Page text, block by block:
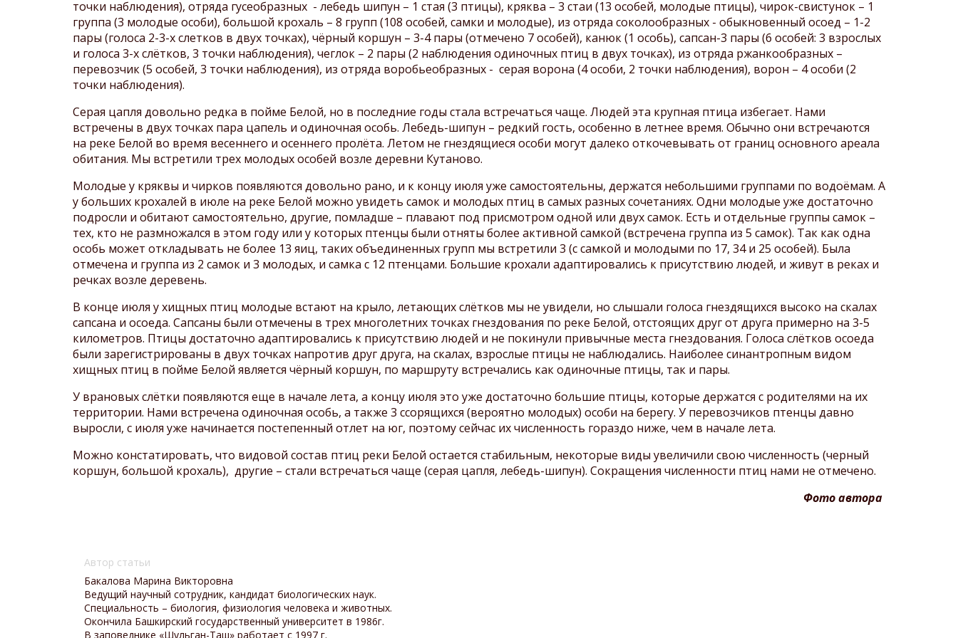
Охрана заповедника
Сохранение бурзянской
бортевой пчелы
Экологическое
просвещение и туризм
коррупции
Шульган-Таш
Паспорта маршрутов
точки наблюдения), отряда гусеобразных - лебедь шипун – 1 стая (3 птицы), кряква – 3 стаи (13 особей, молодые птицы), чирок-свистунок – 1
группа (3 молодые особи), большой крохаль – 8 групп (108 особей, самки и молодые), из отряда соколообразных - обыкновенный осоед – 1-2
пары (голоса 2-3-х слетков в двух точках), чёрный коршун – 3-4 пары (отмечено 7 особей), канюк (1 особь), сапсан-3 пары (6 особей: 3 взрослых
и голоса 3-х слётков, 3 точки наблюдения), чеглок – 2 пары (2 наблюдения одиночных птиц в двух точках), из отряда ржанкообразных –
перевозчик (5 особей, 3 точки наблюдения), из отряда воробьеобразных - серая ворона (4 особи, 2 точки наблюдения), ворон – 4 особи (2
точки наблюдения).
Серая цапля довольно редка в пойме Белой, но в последние годы стала встречаться чаще. Людей эта крупная птица избегает. Нами
встречены в двух точках пара цапель и одиночная особь. Лебедь-шипун – редкий гость, особенно в летнее время. Обычно они встречаются
на реке Белой во время весеннего и осеннего пролёта. Летом не гнездящиеся особи могут далеко откочевывать от границ основного ареала
обитания. Мы встретили трех молодых особей возле деревни Кутаново.
Молодые у кряквы и чирков появляются довольно рано, и к концу июля уже самостоятельны, держатся небольшими группами по водоёмам. А
у больших крохалей в июле на реке Белой можно увидеть самок и молодых птиц в самых разных сочетаниях. Одни молодые уже достаточно
подросли и обитают самостоятельно, другие, помладше – плавают под присмотром одной или двух самок. Есть и отдельные группы самок –
тех, кто не размножался в этом году или у которых птенцы были отняты более активной самкой (встречена группа из 5 самок). Так как одна
особь может откладывать не более 13 яиц, таких объединенных групп мы встретили 3 (с самкой и молодыми по 17, 34 и 25 особей). Была
отмечена и группа из 2 самок и 3 молодых, и самка с 12 птенцами. Большие крохали адаптировались к присутствию людей, и живут в реках и
речках возле деревень.
В конце июля у хищных птиц молодые встают на крыло, летающих слётков мы не увидели, но слышали голоса гнездящихся высоко на скалах
сапсана и осоеда. Сапсаны были отмечены в трех многолетних точках гнездования по реке Белой, отстоящих друг от друга примерно на 3-5
километров. Птицы достаточно адаптировались к присутствию людей и не покинули привычные места гнездования. Голоса слётков осоеда
были зарегистрированы в двух точках напротив друг друга, на скалах, взрослые птицы не наблюдались. Наиболее синантропным видом
хищных птиц в пойме Белой является чёрный коршун, по маршруту встречались как одиночные птицы, так и пары.
У врановых слётки появляются еще в начале лета, а концу июля это уже достаточно большие птицы, которые держатся с родителями на их
территории. Нами встречена одиночная особь, а также 3 ссорящихся (вероятно молодых) особи на берегу. У перевозчиков птенцы давно
выросли, с июля уже начинается постепенный отлет на юг, поэтому сейчас их численность гораздо ниже, чем в начале лета.
Можно констатировать, что видовой состав птиц реки Белой остается стабильным, некоторые виды увеличили свою численность (черный
коршун, большой крохаль), другие – стали встречаться чаще (серая цапля, лебедь-шипун). Сокращения численности птиц нами не отмечено.
Фото автора
Автор статьи
Бакалова Марина Викторовна
Ведущий научный сотрудник, кандидат биологических наук.
Специальность – биология, физиология человека и животных.
Окончила Башкирский государственный университет в 1986г.
В заповеднике «Шульган-Таш» работает с 1997 г.